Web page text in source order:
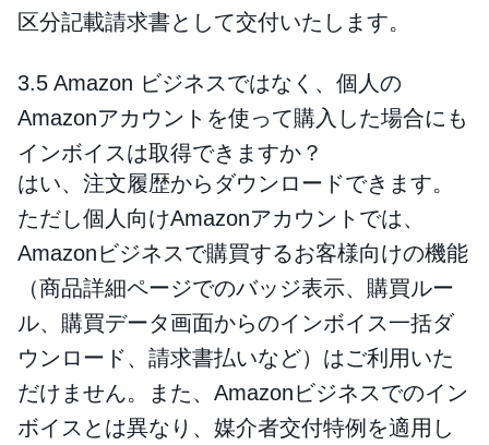
区分記載請求書として交付いたします。
3.5 Amazon ビジネスではなく、個人の
Amazonアカウントを使って購入した場合にも
インボイスは取得できますか？
はい、注文履歴からダウンロードできます。
ただし個人向けAmazonアカウントでは、
Amazonビジネスで購買するお客様向けの機能
（商品詳細ページでのバッジ表示、購買ルー
ル、購買データ画面からのインボイス一括ダ
ウンロード、請求書払いなど）はご利用いた
だけません。また、Amazonビジネスでのイン
ボイスとは異なり、媒介者交付特例を適用し